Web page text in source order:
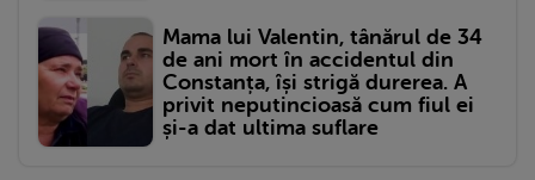
Mama lui Valentin, tânărul de 34
de ani mort în accidentul din
Constanța, își strigă durerea. A
privit neputincioasă cum fiul ei
și-a dat ultima suflare